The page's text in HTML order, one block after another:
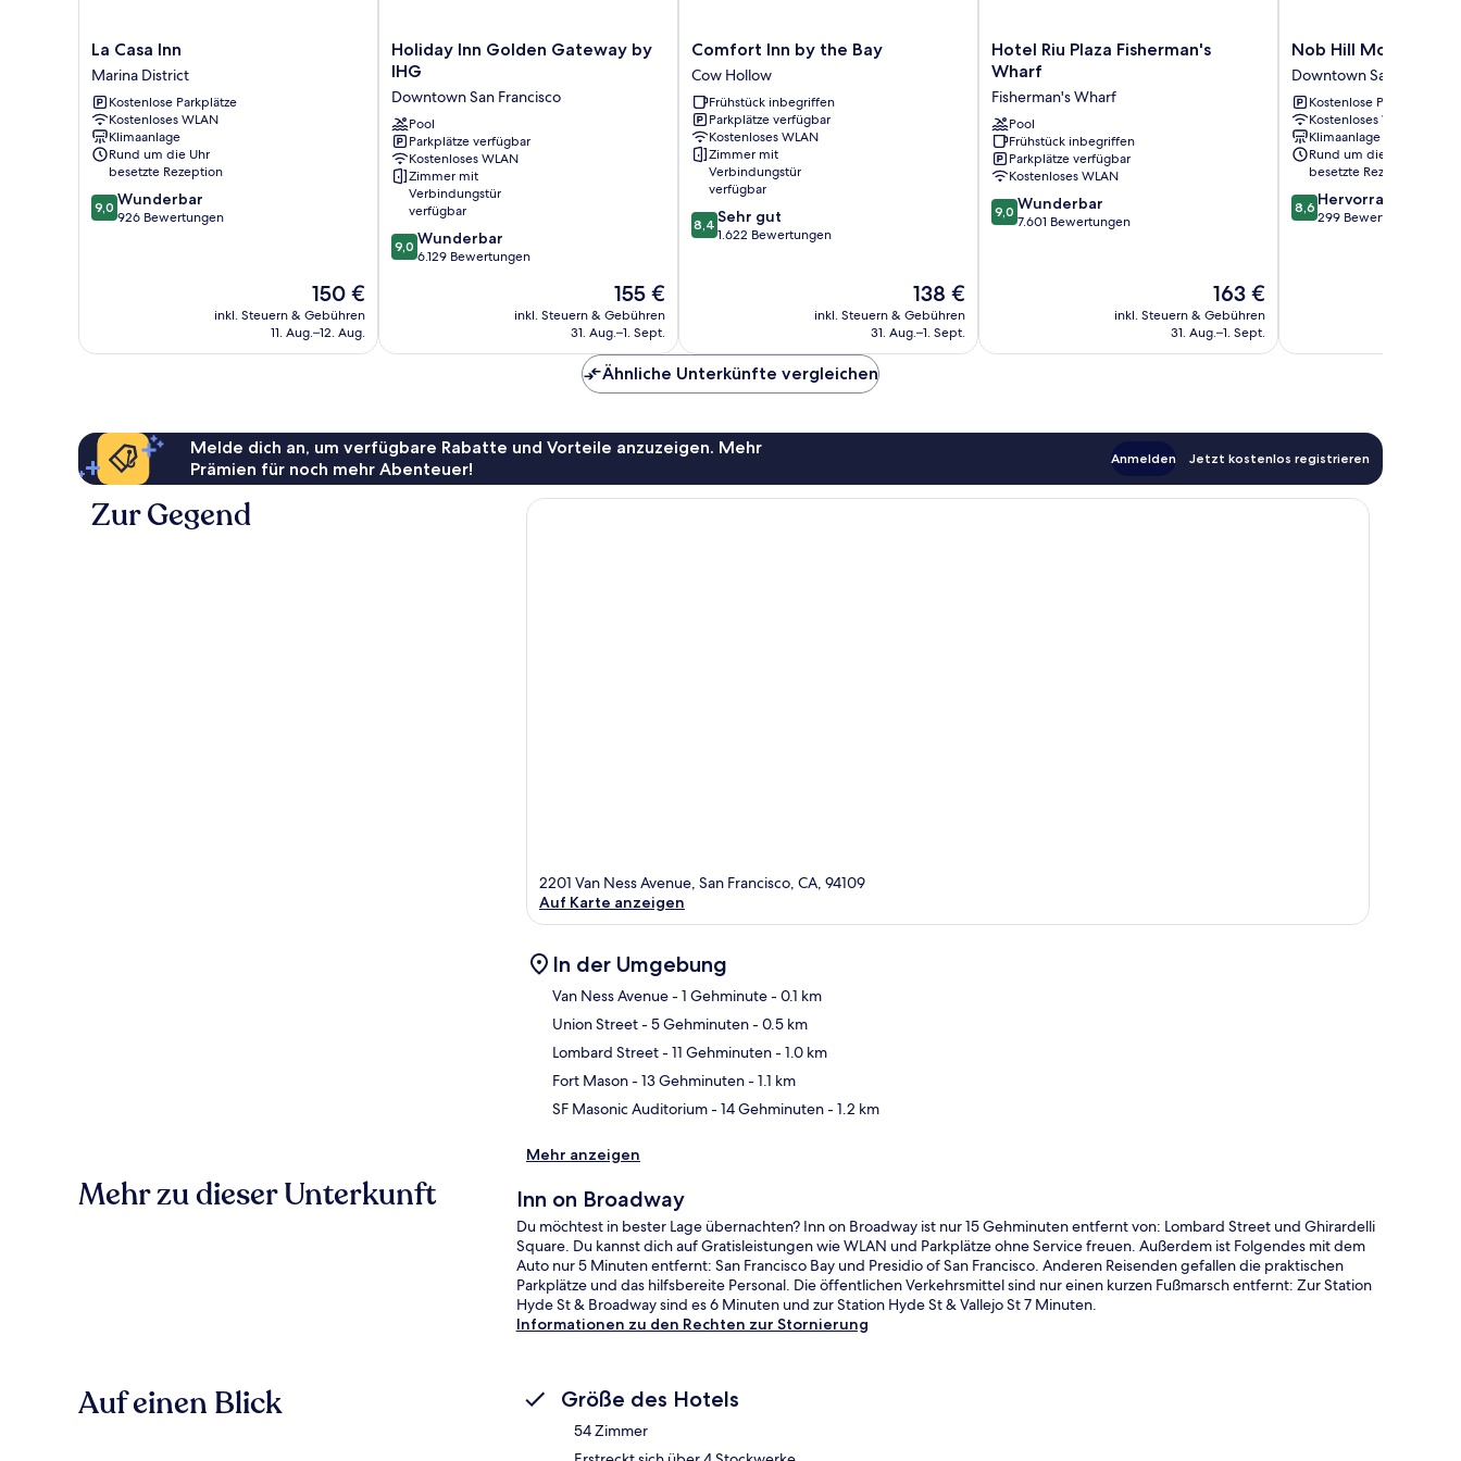
La
Casa
Inn
Marina
District
La Casa Inn
Marina District
Kostenlose Parkplätze
Kostenloses WLAN
Klimaanlage
Rund um die Uhr
besetzte Rezeption
9.0
von
9,0 Wunderbar
926 Bewertungen
Der
Preis
beträgt
150 €
inkl. Steuern & Gebühren
11. Aug.–12. Aug.
Holiday
Inn
Gateway
by
IHG
Downtown
San
Francisco
Holiday Inn Golden Gateway by
IHG
Downtown San Francisco
Pool
Parkplätze verfügbar
Kostenloses WLAN
Zimmer mit
Verbindungstür
verfügbar
9.0
von
9,0 Wunderbar
6.129 Bewertungen
Der
Preis
beträgt
155 €
inkl. Steuern & Gebühren
31. Aug.–1. Sept.
Comfort
Inn
by
the
Bay
Cow
Hollow
Comfort Inn by the Bay
Cow Hollow
Frühstück inbegriffen
Parkplätze verfügbar
Kostenloses WLAN
Zimmer mit
Verbindungstür
verfügbar
8.4
von
8,4 Sehr gut
1.622 Bewertungen
Der
Preis
beträgt
138 €
inkl. Steuern & Gebühren
31. Aug.–1. Sept.
Hotel
Riu
Fisherman's
Wharf
Fisherman's
Wharf
Hotel Riu Plaza Fisherman's
Wharf
Fisherman's Wharf
Pool
Frühstück inbegriffen
Parkplätze verfügbar
Kostenloses WLAN
9.0
von
9,0 Wunderbar
7.601 Bewertungen
Der
Preis
beträgt
163 €
inkl. Steuern & Gebühren
31. Aug.–1. Sept.
Nob
Hill
Motor
Inn
Downtown
San
Francisco
Nob Hill Motor Inn
Downtown San Francisco
Kostenlose Parkplätze
Kostenloses WLAN
Klimaanlage
Rund um die Uhr
besetzte Rezeption
8.6
von
8,6 Hervorragend
299 Bewertungen
Ähnliche Unterkünfte vergleichen
Melde dich an, um verfügbare Rabatte und Vorteile anzuzeigen. Mehr
Prämien für noch mehr Abenteuer!
Anmelden Jetzt kostenlos registrieren
Zur Gegend
2201 Van Ness Avenue, San Francisco, CA, 94109
Auf Karte anzeigen
In der Umgebung
Van Ness Avenue- 1 Gehminute- 0.1 km
Union Street- 5 Gehminuten- 0.5 km
Lombard Street- 11 Gehminuten- 1.0 km
Fort Mason- 13 Gehminuten- 1.1 km
SF Masonic Auditorium- 14 Gehminuten- 1.2 km
Mehr anzeigen
Mehr zu dieser Unterkunft Inn on Broadway
Du möchtest in bester Lage übernachten? Inn on Broadway ist nur 15 Gehminuten entfernt von: Lombard Street und Ghirardelli
Square. Du kannst dich auf Gratisleistungen wie WLAN und Parkplätze ohne Service freuen. Außerdem ist Folgendes mit dem
Auto nur 5 Minuten entfernt: San Francisco Bay und Presidio of San Francisco. Anderen Reisenden gefallen die praktischen
Parkplätze und das hilfsbereite Personal. Die öffentlichen Verkehrsmittel sind nur einen kurzen Fußmarsch entfernt: Zur Station
Hyde St & Broadway sind es 6 Minuten und zur Station Hyde St & Vallejo St 7 Minuten.
Informationen zu den Rechten zur Stornierung
Auf einen Blick Größe des Hotels
54 Zimmer